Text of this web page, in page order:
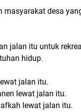
masyarakat desa
jalan itu untuk
hidup.
jalan itu.
lewat jalan itu.
lewat jalan itu.